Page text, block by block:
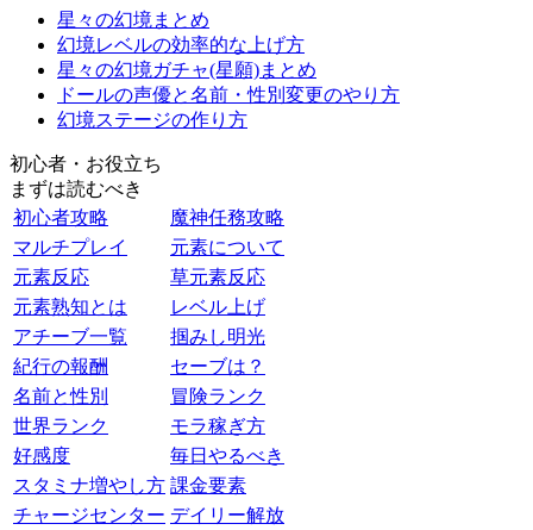
星々の幻境まとめ
幻境レベルの効率的な上げ方
星々の幻境ガチャ(星願)まとめ
ドールの声優と名前・性別変更のやり方
幻境ステージの作り方
初心者・お役立ち
まずは読むべき
初心者攻略
魔神任務攻略
マルチプレイ
元素について
元素反応
草元素反応
元素熟知とは
レベル上げ
アチーブ一覧
掴みし明光
紀行の報酬
セーブは？
名前と性別
冒険ランク
世界ランク
モラ稼ぎ方
好感度
毎日やるべき
スタミナ増やし方 課金要素
チャージセンター デイリー解放